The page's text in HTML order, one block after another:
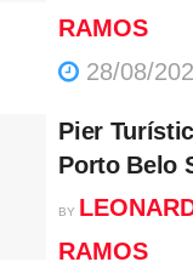
RAMOS
28/08/
Pier
Porto Belo
BY
RAMOS